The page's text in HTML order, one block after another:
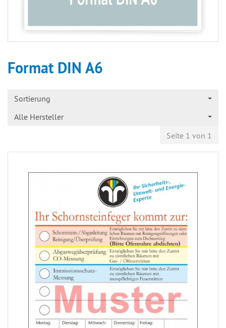
Format DIN A6
Sortierung
Alle Hersteller
Seite 1 von 1